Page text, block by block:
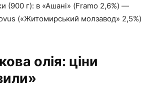
(900 г): в «Ашані» (Framo 2,6%) —
(«Житомирський молзавод» 2,5%)
олія: ціни